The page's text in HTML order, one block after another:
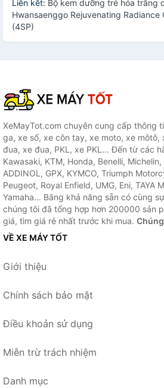
Liên kết: Bộ kem dưỡng trẻ hóa trắng
Hwansaenggo Rejuvenating Radiance
(4SP)
XeMayTot.com chuyên cung cấp thông
ga, xe số, xe côn tay, xe moto, xe
đua, xe đua, PKL, xe PKL... Đến từ các
Kawasaki, KTM, Honda, Benelli, Michelin,
ADDINOL, GPX, KYMCO, Triumph
Peugeot, Royal Enfield, UMG, Eni, TAYA
Yamaha... Bằng khả năng sẵn có cùng
chúng tôi đã tổng hợp hơn 200000 sản
giá, tìm giá rẻ nhất trước khi mua.
VỀ XE MÁY TỐT
Giới thiệu
Chính sách bảo mật
Điều khoản sử dụng
Miễn trừ trách nhiệm
Danh mục